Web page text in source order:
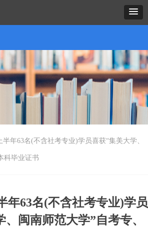
年63名(不含社考专业)学员
闽南师范大学”自考专、
半年63名(不含社考专业)学员喜获“集美大学、
科毕业证书